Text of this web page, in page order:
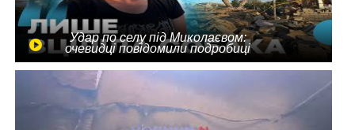
Удар по селу під Миколаєвом:
очевидці повідомили подробиці